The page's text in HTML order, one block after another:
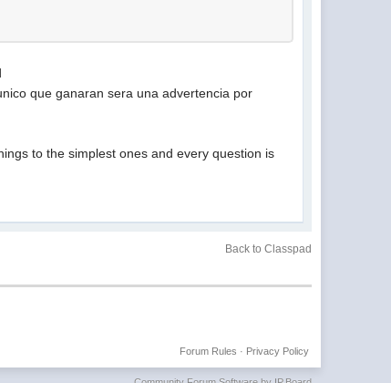
que ganaran sera una advertencia por
to the simplest ones and every question is
Back to Classpad
Privacy Policy
Forum Rules ·